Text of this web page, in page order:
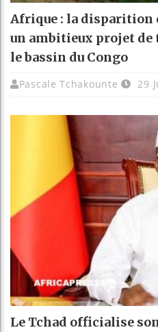
Afrique : la disparition
un ambitieux projet de
le bassin du Congo
Pascale Tchakounte 29
Le Tchad officialise